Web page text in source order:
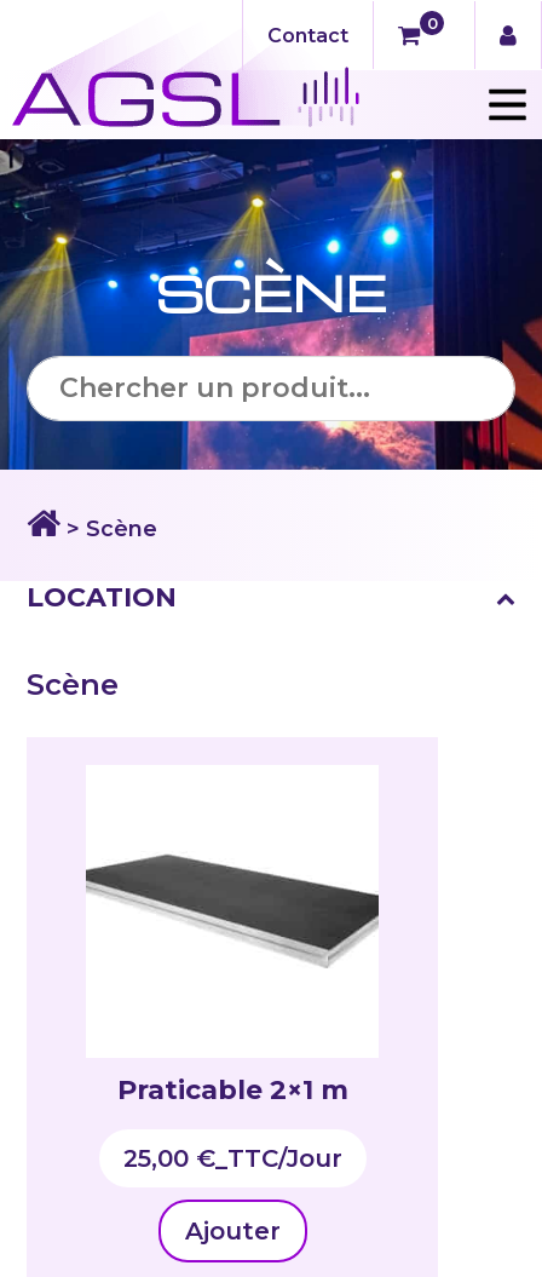
Contact
0
SCÈNE
> Scène
LOCATION
Scène
Praticable 2×1 m
25,00 €_TTC
Ajouter